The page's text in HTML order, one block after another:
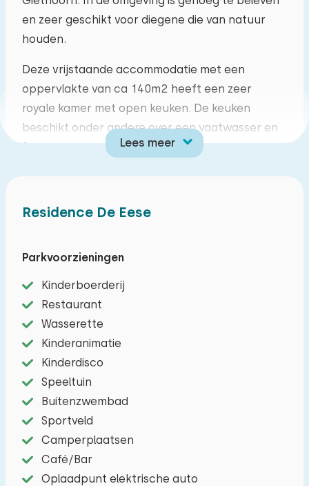
en zeer geschikt voor diegene die van natuur
houden.
Deze vrijstaande accommodatie met een
oppervlakte van ca 140m2 heeft een zeer
royale kamer met open keuken. De keuken
beschikt onder andere over een vaatwasser en
filter koffiezetapparaat. In het midden van de
woning heeft drie badkamers waarvan één
bedstedes en vier slaapkamers, waarvan er
twee zich op de begane grond bevinden. In één
slaapkamer op de begane grond zijn twee
éénpersoons hoog/ laag bedden aanwezig. Om
het huis heen is voldoende ruimte. Kinderen
kunnen naar hartenlust spelen. Er is
parkeergelegenheid voor drie auto's.
Lees meer
03
10 11 12 13 14 15
17 18 19 20 21 22
Residence De Eese
Parkvoorzieningen
Kinderboerderij
Restaurant
Wasserette
Kinderanimatie
Kinderdisco
Speeltuin
Buitenzwembad
Sportveld
Camperplaatsen
Café/Bar
Oplaadpunt elektrische auto